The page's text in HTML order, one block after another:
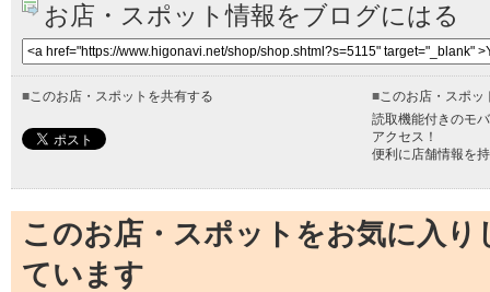
お店・スポット情報をブログにはる
■このお店・スポットを共有する ■このお店・スポッ
読取機能付きのモ
アクセス！
便利に店舗情報を
このお店・スポットをお気に入
ています